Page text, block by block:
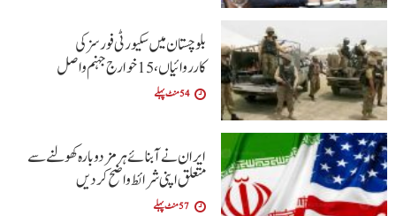
بلوچستان میں سکیورٹی فورسز کی
کارروائیاں، 15 خوارج جہنم واصل
54 منٹ پہلے
ایران نے آبنائے ہرمز دوبارہ کھولنے سے
متعلق اپنی شرائط واضح کردیں
57 منٹ پہلے